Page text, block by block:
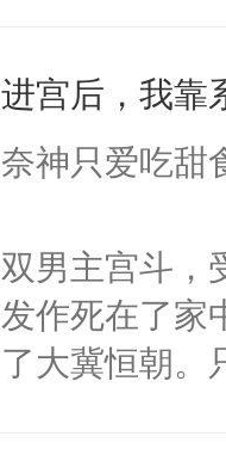
成为所有白莲
I，他们决定
莲花可不止有
点脑袋，看着
常见问题一：
教科书版：“
进宫后，我靠
奈神只爱吃甜
双男主宫斗，
发作死在了家
了大冀恒朝。